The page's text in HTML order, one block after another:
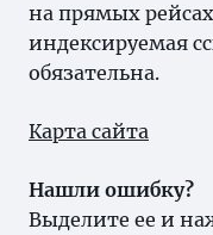
на прямых
индексируемая
обязательна.
Карта сайта
Нашли ошибку?
Выделите ее и